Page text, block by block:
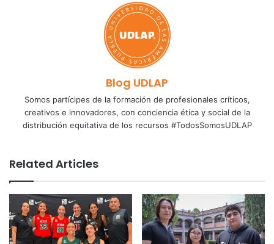
Blog UDLAP
Somos partícipes de la formación de profesionales críticos,
creativos e innovadores, con conciencia ética y social de la
distribución equitativa de los recursos #TodosSomosUDLAP
Related Articles